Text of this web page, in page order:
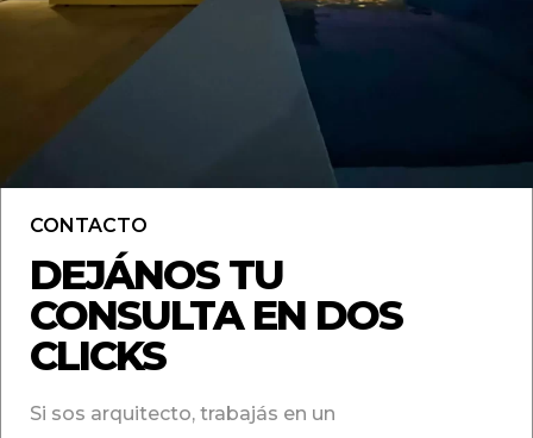
CONTACTO
DEJÁNOS TU
CONSULTA EN DOS
CLICKS
Si sos arquitecto, trabajás en un